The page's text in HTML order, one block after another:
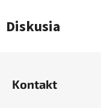
Diskusia
Kontakt